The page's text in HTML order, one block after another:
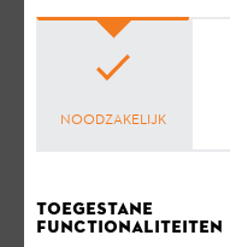
Aanwijzing:
Voordat je
onderhoudt, repareert,
product gedurende een
NOODZAKELIJK
Toegestane
functionaliteiten